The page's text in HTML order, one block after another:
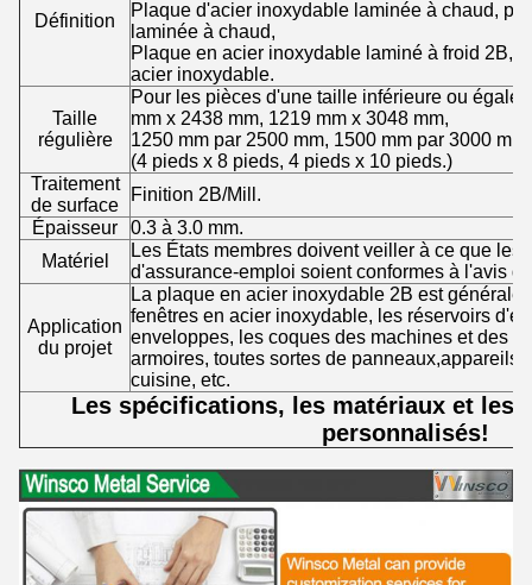
Définition
Plaque d'acier inoxydable laminée à chaud,
laminée à chaud,
Plaque en acier inoxydable laminé à froid 2B,
acier inoxydable.
Taille
régulière
Pour les pièces d'une taille inférieure ou égale
mm x 2438 mm, 1219 mm x 3048 mm,
1250 mm par 2500 mm, 1500 mm par 3000
(4 pieds x 8 pieds, 4 pieds x 10 pieds.)
Traitement
de surface
Finition 2B/Mill.
Épaisseur
0.3 à 3.0 mm.
Matériel
Les États membres doivent veiller à ce que les
d'assurance-emploi soient conformes à l'avis
Application
du projet
La plaque en acier inoxydable 2B est
fenêtres en acier inoxydable, les réservoirs
enveloppes, les coques des machines et des
armoires, toutes sortes de panneaux,appareils
cuisine, etc.
Les spécifications, les matériaux et les
personnalisés!